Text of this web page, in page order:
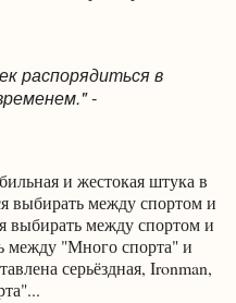
распорядиться в
-
и жестокая штука в
выбирать между спортом и
выбирать между спортом и
между "Много спорта" и
серьёздная, Ironman,